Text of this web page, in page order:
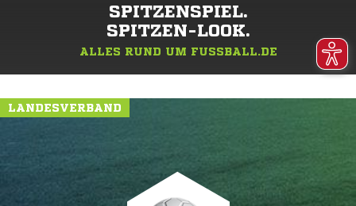
SPITZENSPIEL.
SPITZEN-LOOK.
ALLES RUND UM FUSSBALL.DE
LANDESVERBAND